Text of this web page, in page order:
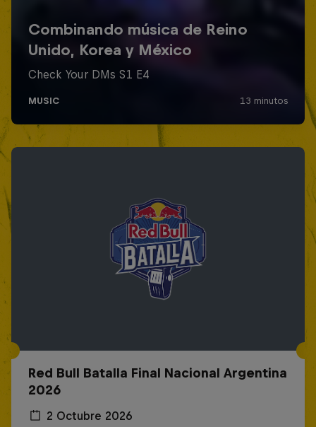
Red Bull Batalla Final Nacional Argentina
2026
2 Octubre 2026